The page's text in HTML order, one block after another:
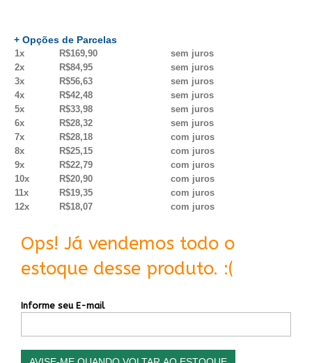
+ Opções de Parcelas
1x R$169,90
sem juros
2x
R$84,95
sem juros
3x
R$56,63
sem juros
4x
R$42,48
sem juros
5x
R$33,98
sem juros
6x
R$28,32
sem juros
7x
R$28,18
com juros
8x
R$25,15
com juros
9x
R$22,79
com juros
10x
R$20,90
com juros
11x
R$19,35
com juros
12x
R$18,07 com juros
Ops! Já vendemos todo o
estoque desse produto. :(
Informe seu E-mail